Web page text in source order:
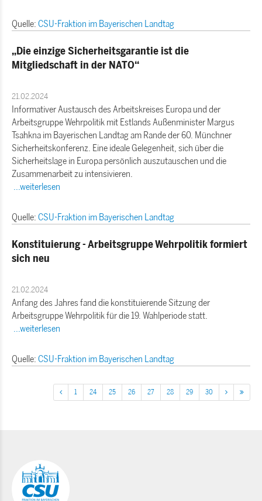
Quelle: CSU-Fraktion im Bayerischen Landtag
Die einzige Sicherheitsgarantie ist die
Mitgliedschaft in der NATO“
21.02.2024
Informativer Austausch des Arbeitskreises Europa und der
Arbeitsgruppe Wehrpolitik mit Estlands Außenminister Margus
Tsahkna im Bayerischen Landtag am Rande der 60. Münchner
Sicherheitskonferenz. Eine ideale Gelegenheit, sich über die
Sicherheitslage in Europa persönlich auszutauschen und die
Zusammenarbeit zu intensivieren.
...weiterlesen
Quelle: CSU-Fraktion im Bayerischen Landtag
Konstituierung - Arbeitsgruppe Wehrpolitik formiert
sich neu
21.02.2024
Anfang des Jahres fand die konstituierende Sitzung der
Arbeitsgruppe Wehrpolitik für die 19. Wahlperiode statt.
...weiterlesen
Quelle: CSU-Fraktion im Bayerischen Landtag
1 24 25 26 27 28 29 30